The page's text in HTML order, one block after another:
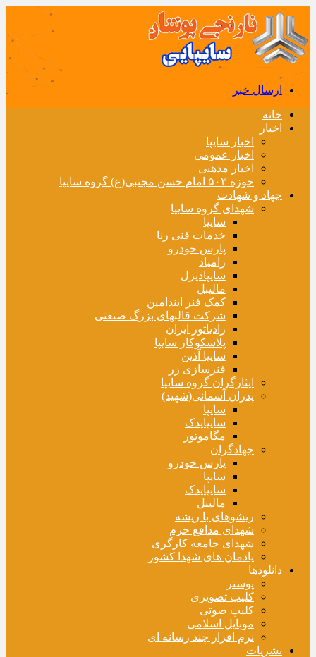
ارسال خبر
خانه
اخبار
اخبار سایپا
اخبار عمومی
اخبار مذهبی
حوزه ۵۰۳ امام حسن مجتبی(ع) گروه سایپا
جهاد و شهادت
شهدای گروه سایپا
سایپا
خدمات فنی رنا
پارس خودرو
زامیاد
سایپادیزل
مالیبل
کمک فنر ایندامین
شرکت قالبهای بزرگ صنعتی
رادیاتور ایران
پلاسکوکار سایپا
سایپا آذین
فنرسازی زر
ایثارگران گروه سایپا
پدران آسمانی(شهید)
سایپا
سایپایدک
مگاموتور
جهادگران
پارس خودرو
سایپا
سایپایدک
مالیبل
ریشوهای با ریشه
شهدای مدافع حرم
شهدای جامعه کارگری
یادمان های شهدا کشور
دانلودها
پوستر
کلیپ تصویری
کلیپ صوتی
موبایل اسلامی
نرم افزار چند رسانه ای
نشریات